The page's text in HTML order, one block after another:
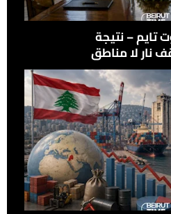
تايم – نتيجة
نار لا مناطق
ولا انسحاب